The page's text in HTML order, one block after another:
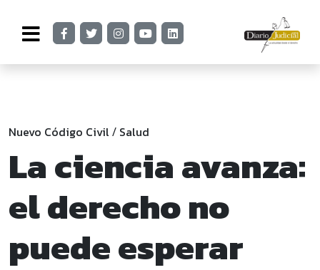
Nuevo Código Civil/ Salud
La ciencia avanza:
el derecho no
puede esperar